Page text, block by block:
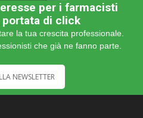
per i farmacisti
di click
la tua crescita professionale.
che già ne fanno parte.
NEWSLETTER